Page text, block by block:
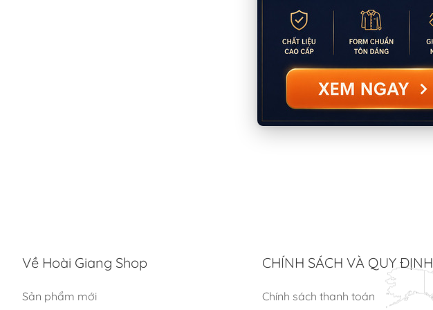
Về Hoài Giang Shop
Sản phẩm mới
CHÍNH SÁCH VÀ QUY ĐỊNH
Chính sách thanh toán